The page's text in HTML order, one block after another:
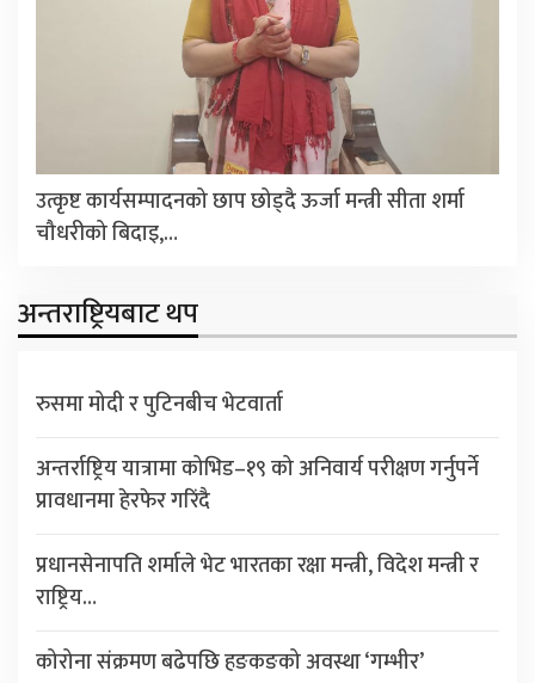
उत्कृष्ट कार्यसम्पादनको छाप छोड्दै ऊर्जा मन्त्री सीता शर्मा
चौधरीको बिदाइ,…
अन्तराष्ट्रियबाट थप
रुसमा मोदी र पुटिनबीच भेटवार्ता
अन्तर्राष्ट्रिय यात्रामा कोभिड–१९ को अनिवार्य परीक्षण गर्नुपर्ने
प्रावधानमा हेरफेर गरिंदै
प्रधानसेनापति शर्माले भेट भारतका रक्षा मन्त्री, विदेश मन्त्री र
राष्ट्रिय…
कोरोना संक्रमण बढेपछि हङकङको अवस्था ‘गम्भीर’